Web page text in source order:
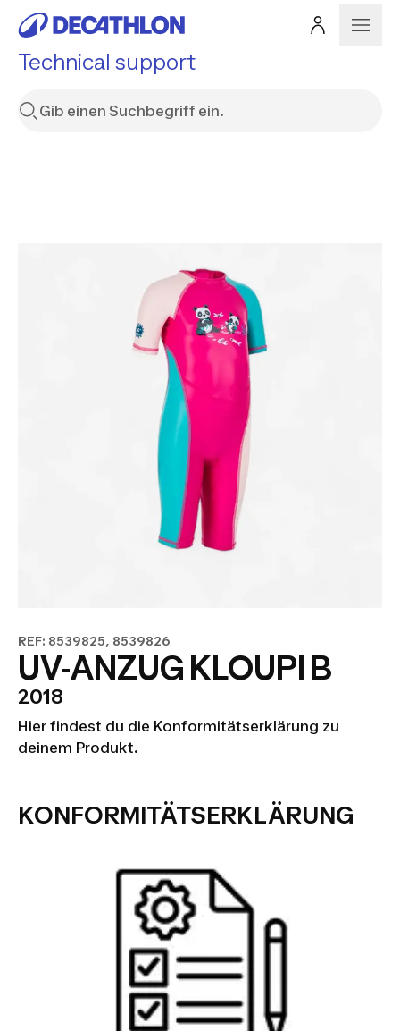
Technical support
REF: 8539825, 8539826
UV-ANZUG KLOUPI B
2018
Hier findest du die Konformitätserklärung zu
deinem Produkt.
KONFORMITÄTSERKLÄRUNG